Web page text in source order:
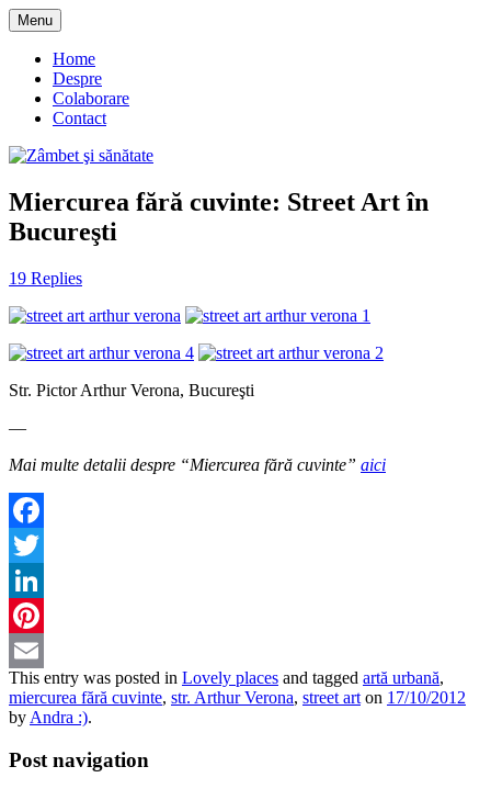
Skip
to
content
Zâmbet şi sănătate
Menu
Home
Despre
Colaborare
Contact
Miercurea fără cuvinte: Street Art în
Bucureşti
19 Replies
Str. Pictor Arthur Verona, Bucureşti
—
Mai multe detalii despre “Miercurea fără cuvinte” aici
Facebook
Twitter
LinkedIn
Pinterest
Email
This entry was posted in Lovely places and tagged artă urbană,
miercurea fără cuvinte, str. Arthur Verona, street art on 17/10/2012
by Andra :).
Post navigation